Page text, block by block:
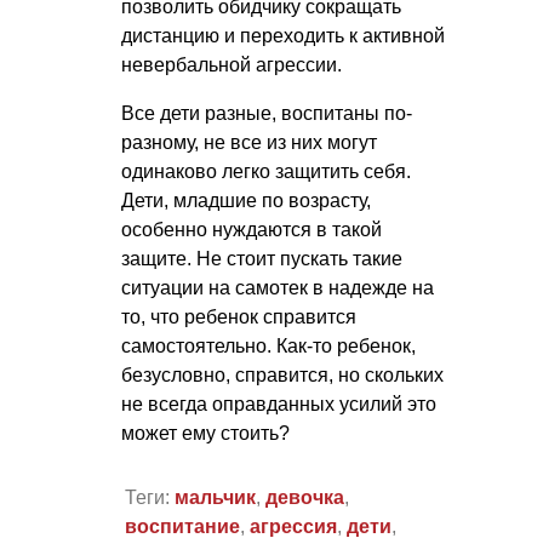
позволить обидчику сокращать
дистанцию и переходить к активной
невербальной агрессии.
Все дети разные, воспитаны по-
разному, не все из них могут
одинаково легко защитить себя.
Дети, младшие по возрасту,
особенно нуждаются в такой
защите. Не стоит пускать такие
ситуации на самотек в надежде на
то, что ребенок справится
самостоятельно. Как-то ребенок,
безусловно, справится, но скольких
не всегда оправданных усилий это
может ему стоить?
Теги: мальчик, девочка,
воспитание, агрессия, дети,